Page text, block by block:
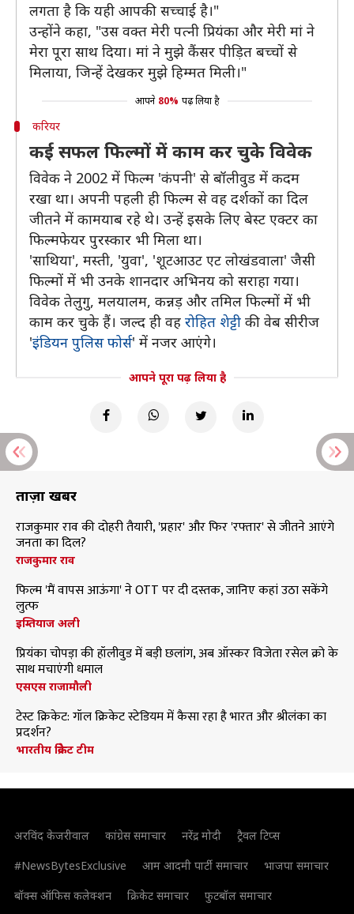
लगता है कि यही आपकी सच्चाई है।"
उन्होंने कहा, "उस वक्त मेरी पत्नी प्रियंका और मेरी मां ने
मेरा पूरा साथ दिया। मां ने मुझे कैंसर पीड़ित बच्चों से
मिलाया, जिन्हें देखकर मुझे हिम्मत मिली।"
आपने 80% पढ़ लिया है
करियर
कई सफल फिल्मों में काम कर चुके विवेक
विवेक ने 2002 में फिल्म 'कंपनी' से बॉलीवुड में कदम
रखा था। अपनी पहली ही फिल्म से वह दर्शकों का दिल
जीतने में कामयाब रहे थे। उन्हें इसके लिए बेस्ट एक्टर का
फिल्मफेयर पुरस्कार भी मिला था।
'साथिया', मस्ती, 'युवा', 'शूटआउट एट लोखंडवाला' जैसी
फिल्मों में भी उनके शानदार अभिनय को सराहा गया।
विवेक तेलुगु, मलयालम, कन्नड़ और तमिल फिल्मों में भी
काम कर चुके हैं। जल्द ही वह रोहित शेट्टी की वेब सीरीज
'इंडियन पुलिस फोर्स' में नजर आएंगे।
आपने पूरा पढ़ लिया है
ताज़ा खबरें
राजकुमार राव की दोहरी तैयारी, 'प्रहार' और फिर 'रफ्तार' से जीतने आएंगे
जनता का दिल?
राजकुमार राव
फिल्म 'मैं वापस आऊंगा' ने OTT पर दी दस्तक, जानिए कहां उठा सकेंगे
लुत्फ
इम्तियाज अली
प्रियंका चोपड़ा की हॉलीवुड में बड़ी छलांग, अब ऑस्कर विजेता रसेल क्रो के
साथ मचाएंगी धमाल
एसएस राजामौली
टेस्ट क्रिकेट: गॉल क्रिकेट स्टेडियम में कैसा रहा है भारत और श्रीलंका का
प्रदर्शन?
भारतीय क्रिकेट टीम
अरविंद केजरीवाल कांग्रेस समाचार नरेंद्र मोदी
ट्रैवल टिप्स
#NewsBytesExclusive
आम आदमी पार्टी समाचार
भाजपा समाचार
बॉक्स ऑफिस कलेक्शन
क्रिकेट समाचार फुटबॉल समाचार